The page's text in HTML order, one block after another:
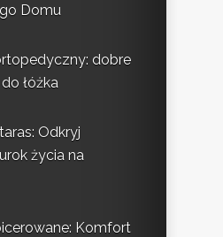
Domu
dobre
łóżka
Odkryj
życia na
Komfort